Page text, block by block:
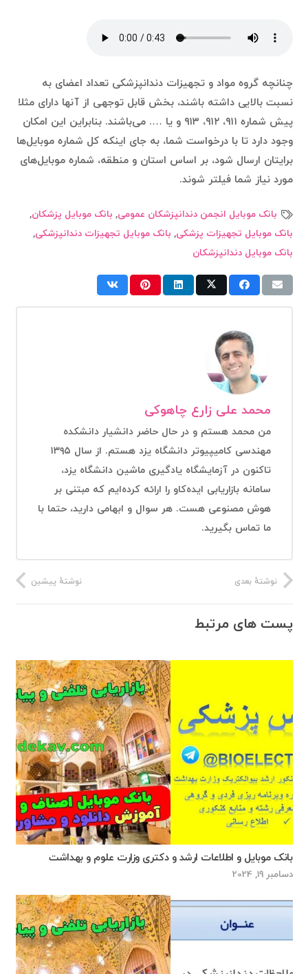
چنانچه گروه مواد و تجهيزات دندانپزشكى تعداد اعضای به
نسبت بالایی داشته باشند، بخش قابل توجهی از آنها دارای مثلا
پیش شماره ۹۱۱، ۹۱۲، ۹۱۳ و یا …. می‌باشند. بنابراین این امکان
وجود دارد تا با درخواست شما، به جای اینکه کل شماره موبایل‌ها
برایتان ارسال شود، بر اساس استان و منطقه، شماره موبایل‌های
مورد نیاز شما فیلتر شوند.
بانک موبایل انجمن دندانپزشکان عمومی, بانک موبایل پزشکان,
بانک موبایل تجهیزات پزشکی, بانک موبایل تجهیزات دندانپزشکی,
بانک موبایل دندانپزشکان
محمد علی زارع چاهوکی
من محمد هستم و در حال حاضر دانشیار دانشکده
مهندسی کامیپیوتر دانشگاه یزد هستم. از سال ۱۳۹۵
تاکنون در آزمایشگاه یادگیری ماشین دانشگاه یزد،
سامانه بازاریابی ایده‌کاو را ارائه کرده‌ایم که مبتنی بر
هوش مصنوعی هست. هر سوال و ابهامی دارید، حتما با
ما تماس بگیرید.
نوشتهٔ پیشین نوشتهٔ بعدی
پست های مرتبط
بانک موبایل و اطلاعات ارشد و دکتری وزارت علوم و بهداشت
دسامبر 19, 2024